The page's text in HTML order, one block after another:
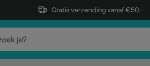
Gratis verzending vanaf €50,-